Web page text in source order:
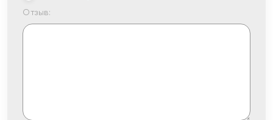
Отзыв: